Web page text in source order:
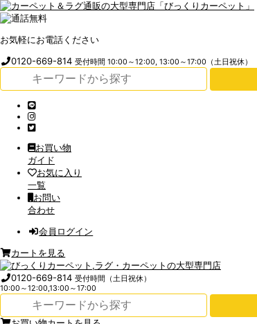
お気軽にお電話ください
0120-669-814受付時間 10:00～12:00, 13:00～17:00（土日祝休）
お買い物
ガイド
お気に入り
一覧
お問い
合わせ
会員ログイン
カートを見る
0120-669-814受付時間（土日祝休）
10:00～12:00,13:00～17:00